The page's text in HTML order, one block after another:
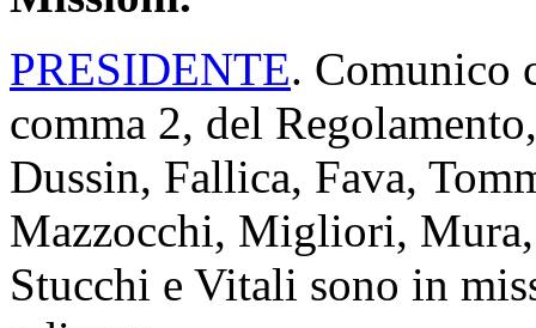
PRESIDENTE. Comunico
comma 2, del
Dussin, Fallica, Fava,
Mazzocchi, Migliori,
Stucchi e Vitali sono in